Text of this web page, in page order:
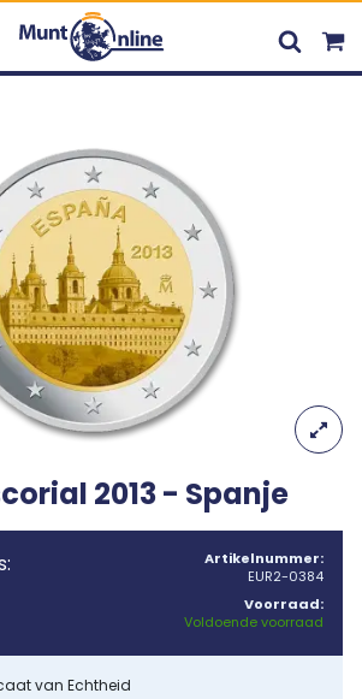
2013 - Spanje
Artikelnummer:
EUR2-0384
Voorraad:
Voldoende voorraad
van Echtheid